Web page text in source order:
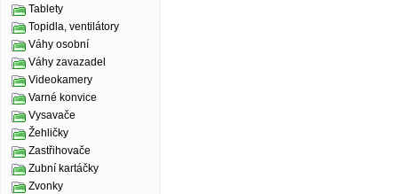
Tablety
Topidla, ventilátory
Váhy osobní
Váhy zavazadel
Videokamery
Varné konvice
Vysavače
Žehličky
Zastřihovače
Zubní kartáčky
Zvonky